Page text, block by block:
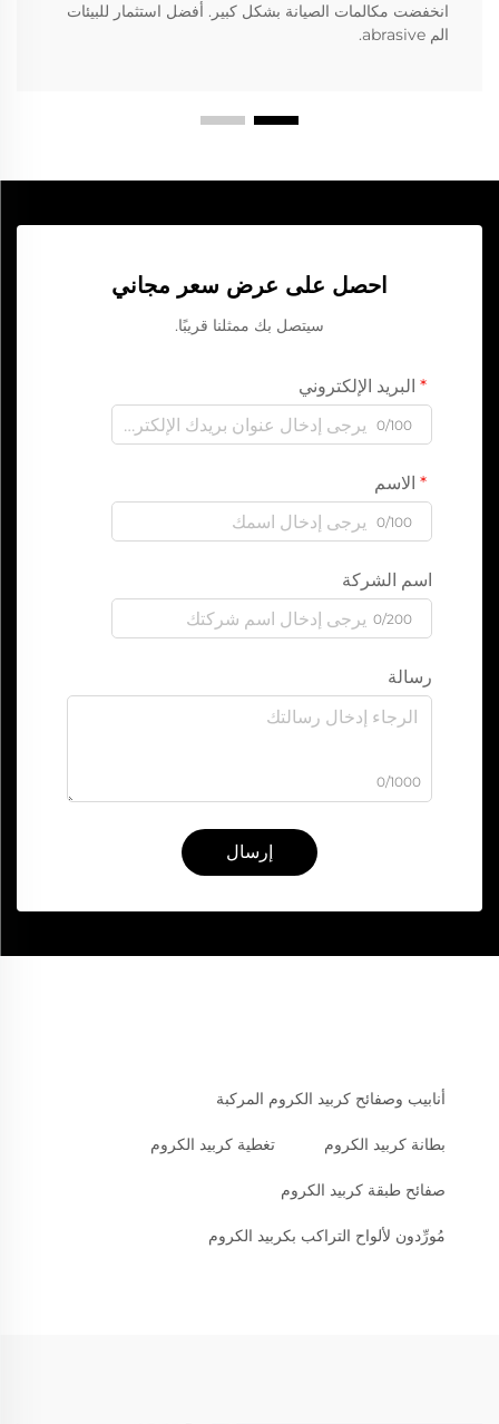
انخفضت مكالمات الصيانة بشكل كبير. أفضل استثمار للبيئات
الم abrasive.
احصل على عرض سعر مجاني
سيتصل بك ممثلنا قريبًا.
البريد الإلكتروني
0/100
الاسم
0/100
اسم الشركة
0/200
رسالة
0/1000
إرسال
أنابيب وصفائح كربيد الكروم المركبة
بطانة كربيد الكروم تغطية كربيد الكروم
صفائح طبقة كربيد الكروم
مُورِّدون لألواح التراكب بكربيد الكروم